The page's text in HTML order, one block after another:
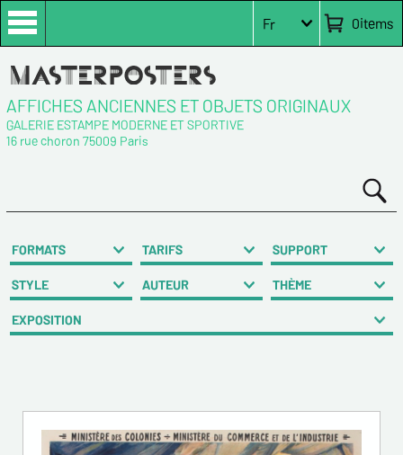
0items
Fr
AFFICHES ANCIENNES ET OBJETS ORIGINAUX
GALERIE ESTAMPE MODERNE ET SPORTIVE
16 rue choron 75009 Paris
FORMATS TARIFS SUPPORT
STYLE AUTEUR THÈME
EXPOSITION